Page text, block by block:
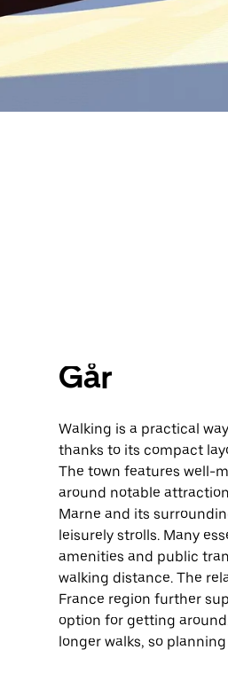
Går
Walking is a practical
thanks to its compact
The town features well-
around notable
Marne and its
leisurely strolls. Many
amenities and public
walking distance. The
France region further
option for getting
longer walks, so